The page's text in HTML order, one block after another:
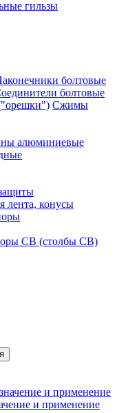
гильзы
болтовые
болтовые
Сжимы
алюминиевые
лента, конусы
СВ (столбы СВ)
и применение